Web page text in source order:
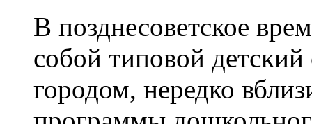
В позднесоветское
собой типовой
городом, нередко